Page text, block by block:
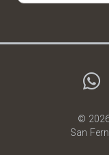
©
San